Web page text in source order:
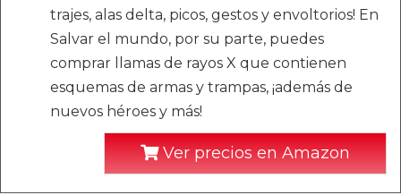
trajes, alas delta, picos, gestos y envoltorios! En
Salvar el mundo, por su parte, puedes
comprar llamas de rayos X que contienen
esquemas de armas y trampas, ¡además de
nuevos héroes y más!
Ver precios en Amazon